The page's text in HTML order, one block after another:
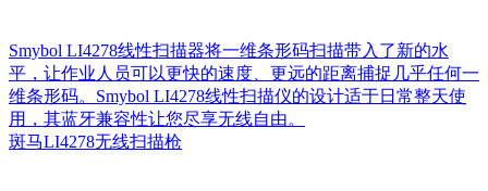
Smybol LI4278线性扫描器将一维条形码扫描带入了新的水
平，让作业人员可以更快的速度、更远的距离捕捉几乎任何一
维条形码。Smybol LI4278线性扫描仪的设计适于日常整天使
用，其蓝牙兼容性让您尽享无线自由。
斑马LI4278无线扫描枪